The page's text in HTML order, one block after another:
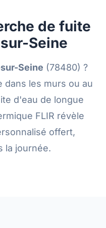
de fuite
Seine
Seine (78480) ?
dans les murs ou au
d'eau de longue
FLIR révèle
offert,
la journée.